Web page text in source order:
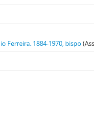
Ferreira. 1884-1970, bispo